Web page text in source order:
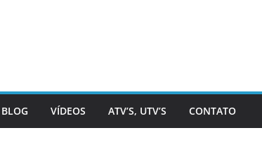
BLOG VÍDEOS ATV’S, UTV’S CONTATO